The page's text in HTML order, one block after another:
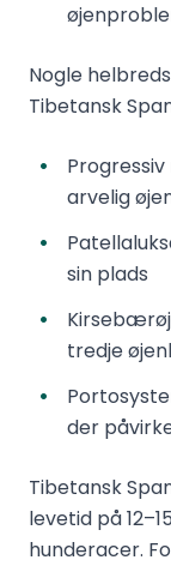
Nogle
Tibetansk
arvelig
sin plads
tredje
der
Tibetansk
levetid på
hunderacer.